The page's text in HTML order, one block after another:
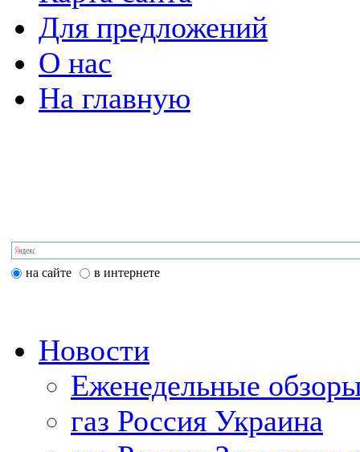
Для предложений
О нас
На главную
на сайте в интернете
Новости
Еженедельные
газ Россия Украина